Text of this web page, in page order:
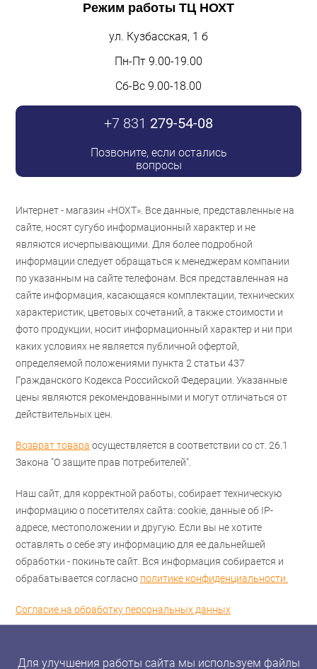
Режим работы ТЦ НОХТ
ул. Кузбасская, 1 б
Пн-Пт 9.00-19.00
Сб-Вс 9.00-18.00
+7 831 279-54-08
Позвоните, если остались
вопросы
Интернет - магазин «НОХТ». Все данные, представленные на
сайте, носят сугубо информационный характер и не
являются исчерпывающими. Для более подробной
информации следует обращаться к менеджерам компании
по указанным на сайте телефонам. Вся представленная на
сайте информация, касающаяся комплектации, технических
характеристик, цветовых сочетаний, а также стоимости и
фото продукции, носит информационный характер и ни при
каких условиях не является публичной офертой,
определяемой положениями пункта 2 статьи 437
Гражданского Кодекса Российской Федерации. Указанные
цены являются рекомендованными и могут отличаться от
действительных цен.
Возврат товара осуществляется в соответствии со ст. 26.1
Закона "О защите прав потребителей".
Наш сайт, для корректной работы, собирает техническую
информацию о посетителях сайта: cookie, данные об IP-
адресе, местоположении и другую. Если вы не хотите
оставлять о себе эту информацию для ее дальнейшей
обработки - покиньте сайт. Вся информация собирается и
обрабатывается согласно политике конфиденциальности.
Согласие на обработку персональных данных
Для улучшения работы сайта мы используем файлы